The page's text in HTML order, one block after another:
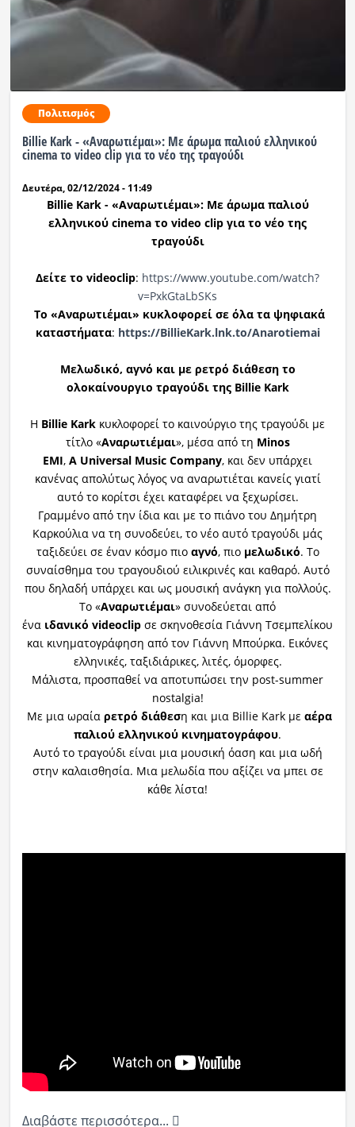
Πολιτισμός
Billie Kark - «Αναρωτιέμαι»: Με άρωμα παλιού ελληνικού
cinema το video clip για το νέο της τραγούδι
Δευτέρα, 02/12/2024 - 11:49
Billie Kark- «Αναρωτιέμαι»: Με άρωμα παλιού
ελληνικού cinema το video clip για το νέο της
τραγούδι
Δείτε το videoclip: https://www.youtube.com/watch?
v=PxkGtaLbSKs
Το «Αναρωτιέμαι» κυκλοφορεί σε όλα τα ψηφιακά
καταστήματα: https://BillieKark.lnk.to/Anarotiemai
Μελωδικό, αγνό και με ρετρό διάθεση το
ολοκαίνουργιο τραγούδι της Billie Kark
Η Billie Kark κυκλοφορεί το καινούργιο της τραγούδι με
τίτλο «Αναρωτιέμαι», μέσα από τη Minos
EMI, Α Universal Music Company, και δεν υπάρχει
κανένας απολύτως λόγος να αναρωτιέται κανείς γιατί
αυτό το κορίτσι έχει καταφέρει να ξεχωρίσει.
Γραμμένο από την ίδια και με το πιάνο του Δημήτρη
Καρκούλια να τη συνοδεύει, το νέο αυτό τραγούδι μάς
ταξιδεύει σε έναν κόσμο πιοαγνό, πιο μελωδικό. Το
συναίσθημα του τραγουδιού ειλικρινές και καθαρό. Αυτό
που δηλαδή υπάρχει και ως μουσική ανάγκη για πολλούς.
Το «Αναρωτιέμαι» συνοδεύεται από
ένα ιδανικό videoclip σε σκηνοθεσία Γιάννη Τσεμπελίκου
και κινηματογράφηση από τον Γιάννη Μπούρκα. Εικόνες
ελληνικές, ταξιδιάρικες, λιτές, όμορφες.
Μάλιστα, προσπαθεί να αποτυπώσει την post-summer
nostalgia!
Με μια ωραία ρετρό διάθεση και μια Billie Kark με αέρα
παλιού ελληνικού κινηματογράφου.
Αυτό το τραγούδι είναι μια μουσική όαση και μια ωδή
στην καλαισθησία. Μια μελωδία που αξίζει να μπει σε
κάθε λίστα!
Διαβάστε περισσότερα...